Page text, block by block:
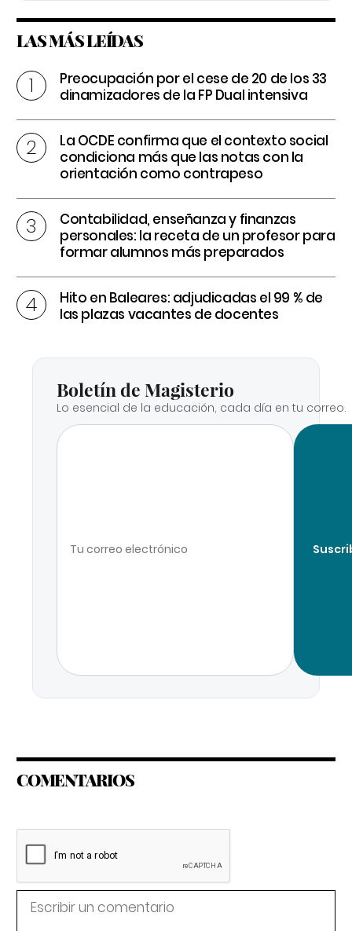
LAS MÁS LEÍDAS
Preocupación por el cese de 20 de los 33
dinamizadores de la FP Dual intensiva
La OCDE confirma que el contexto social
condiciona más que las notas con la
orientación como contrapeso
Contabilidad, enseñanza y finanzas
personales: la receta de un profesor para
formar alumnos más preparados
Hito en Baleares: adjudicadas el 99 % de
las plazas vacantes de docentes
Boletín de Magisterio
Lo esencial de la educación, cada día en tu correo.
COMENTARIOS